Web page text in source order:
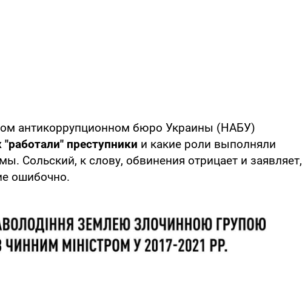
антикоррупционном бюро Украины (НАБУ)
"работали" преступники и какие роли выполняли
Сольский, к слову, обвинения отрицает и заявляет,
ошибочно.